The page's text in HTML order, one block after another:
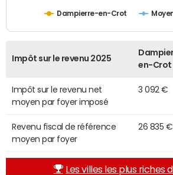
Dampierre-en-Crot
Impôt sur le revenu 2025
en-Crot
Impôt sur le revenu net
moyen par foyer imposé
3 092 €
Revenu fiscal de référence
moyen par foyer
26 835 €
Les villes les plus riches